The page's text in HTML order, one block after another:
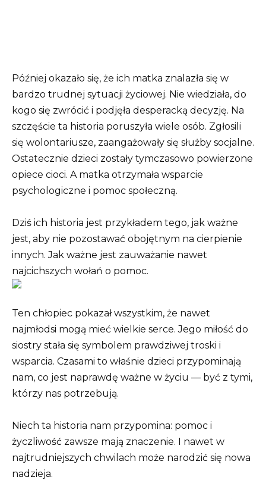
Później okazało się, że ich matka znalazła się w
bardzo trudnej sytuacji życiowej. Nie wiedziała, do
kogo się zwrócić i podjęła desperacką decyzję. Na
szczęście ta historia poruszyła wiele osób. Zgłosili
się wolontariusze, zaangażowały się służby socjalne.
Ostatecznie dzieci zostały tymczasowo powierzone
opiece cioci. A matka otrzymała wsparcie
psychologiczne i pomoc społeczną.
Dziś ich historia jest przykładem tego, jak ważne
jest, aby nie pozostawać obojętnym na cierpienie
innych. Jak ważne jest zauważanie nawet
najcichszych wołań o pomoc.
Ten chłopiec pokazał wszystkim, że nawet
najmłodsi mogą mieć wielkie serce. Jego miłość do
siostry stała się symbolem prawdziwej troski i
wsparcia. Czasami to właśnie dzieci przypominają
nam, co jest naprawdę ważne w życiu — być z tymi,
którzy nas potrzebują.
Niech ta historia nam przypomina: pomoc i
życzliwość zawsze mają znaczenie. I nawet w
najtrudniejszych chwilach może narodzić się nowa
nadzieja.